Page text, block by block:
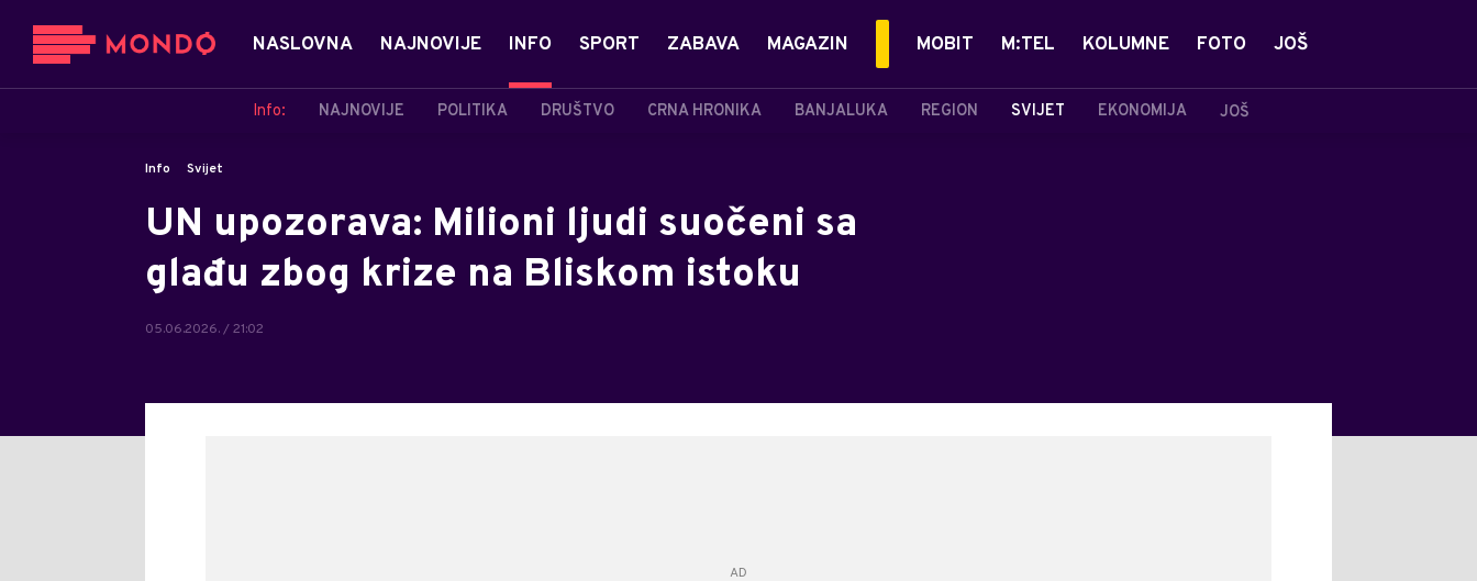
NASLOVNA NAJNOVIJE INFO
Info: NAJNOVIJE POLITIKA DRUŠTVO CRNA HRONIKA BANJALUKA REGION SVIJET EKONOMIJA JOŠ
SPORT ZABAVA MAGAZIN MOBIT M:TEL KOLUMNE FOTO JOŠ
Info Svijet
UN upozorava: Milioni ljudi suočeni sa
glađu zbog krize na Bliskom istoku
05.06.2026. / 21:02